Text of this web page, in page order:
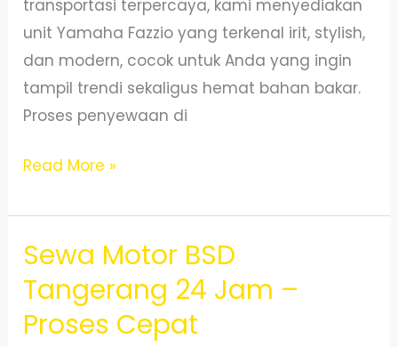
transportasi terpercaya, kami menyediakan
unit Yamaha Fazzio yang terkenal irit, stylish,
dan modern, cocok untuk Anda yang ingin
tampil trendi sekaligus hemat bahan bakar.
Proses penyewaan di
Sewa
Fazzio
Tangerang
Murah
&
Stylish
Read More »
Sewa Motor BSD
Tangerang 24 Jam –
Proses Cepat